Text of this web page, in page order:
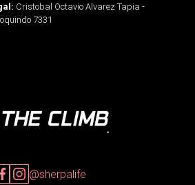
Cristobal Octavio Alvarez Tapia -
7331
@sherpalife